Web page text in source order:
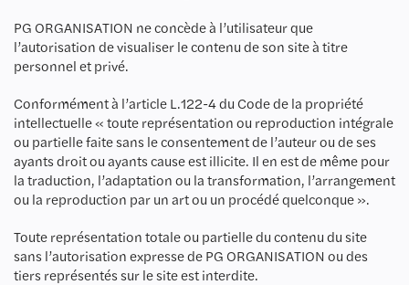
PG ORGANISATION ne concède à l’utilisateur que
l’autorisation de visualiser le contenu de son site à titre
personnel et privé.
Conformément à l’article L.122-4 du Code de la propriété
intellectuelle « toute représentation ou reproduction intégrale
ou partielle faite sans le consentement de l’auteur ou de ses
ayants droit ou ayants cause est illicite. Il en est de même pour
la traduction, l’adaptation ou la transformation, l’arrangement
ou la reproduction par un art ou un procédé quelconque ».
Toute représentation totale ou partielle du contenu du site
sans l’autorisation expresse de PG ORGANISATION ou des
tiers représentés sur le site est interdite.